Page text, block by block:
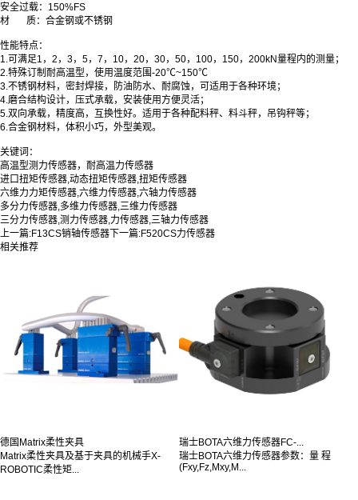
安全过载： 150%FS
材 质： 合金钢或不锈钢
性能特点：
1.可满足1，2，3，5，7，10，20，30，50，100，150，200kN量程内的测量；
2.特殊订制耐高温型，使用温度范围-20℃~150℃
3.不锈钢材料，密封焊接，防油防水、耐腐蚀，可适用于各种环境；
4.磨合结构设计，压式承载，安装使用方便灵活；
5.双向承载，精度高，互换性好。适用于各种配料秤、料斗秤，吊钩秤等；
6.合金钢材料，体积小巧，外型美观。
关键词：
高温型测力传感器，耐高温力传感器
进口扭矩传感器,动态扭矩传感器,扭矩传感器
六维力力矩传感器,六维力传感器,六轴力传感器
多分力传感器,多维力传感器,三维力传感器
三分力传感器,测力传感器,力传感器,三轴力传感器
上一篇:F13CS销轴传感器 下一篇:F520CS力传感器
相关推荐
德国Matrix柔性夹具
Matrix柔性夹具及基于夹具的机械手X-
ROBOTIC柔性矩...
瑞士BOTA六维力传感器FC-...
瑞士BOTA六维力传感器参数：量 程
(Fxy,Fz,Mxy,M...